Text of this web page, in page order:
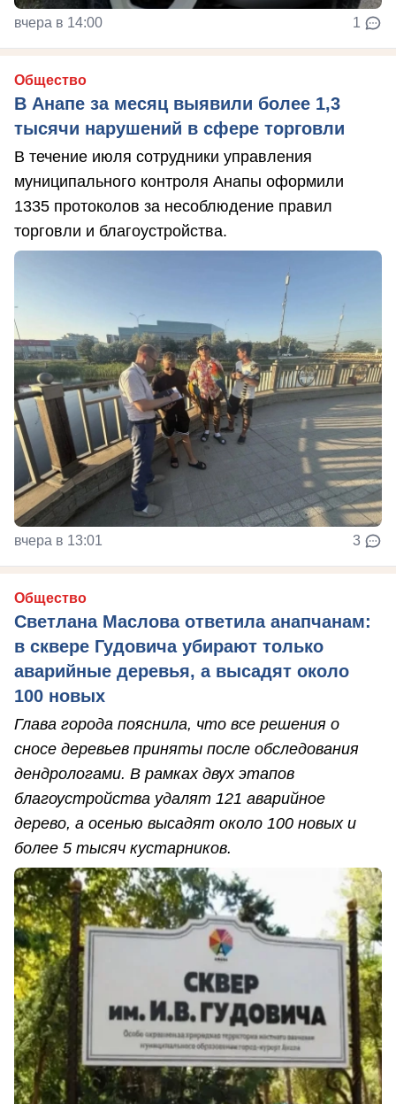
вчера в 14:00 1
Общество
В Анапе за месяц выявили более 1,3
тысячи нарушений в сфере торговли
В течение июля сотрудники управления
муниципального контроля Анапы оформили
1335 протоколов за несоблюдение правил
торговли и благоустройства.
вчера в 13:01 3
Общество
Светлана Маслова ответила анапчанам:
в сквере Гудовича убирают только
аварийные деревья, а высадят около
100 новых
Глава города пояснила, что все решения о
сносе деревьев приняты после обследования
дендрологами. В рамках двух этапов
благоустройства удалят 121 аварийное
дерево, а осенью высадят около 100 новых и
более 5 тысяч кустарников.